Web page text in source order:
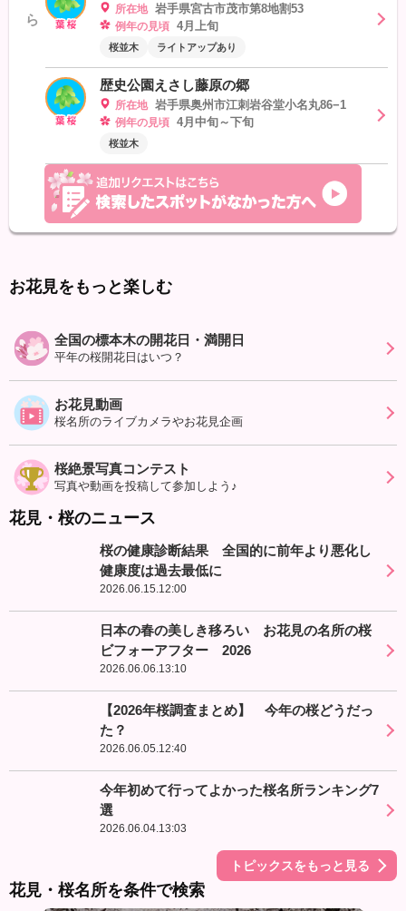
ら
所在地 岩手県宮古市茂市第8地割53
例年の見頃 4月上旬
桜並木 ライトアップあり
歴史公園えさし藤原の郷
所在地 岩手県奥州市江刺岩谷堂小名丸86−1
例年の見頃 4月中旬～下旬
桜並木
お花見をもっと楽しむ
全国の標本木の開花日・満開日
平年の桜開花日はいつ？
お花見動画
桜名所のライブカメラやお花見企画
桜絶景写真コンテスト
写真や動画を投稿して参加しよう♪
花見・桜のニュース
桜の健康診断結果 全国的に前年より悪化し
健康度は過去最低に
2026.06.15.12:00
日本の春の美しき移ろい お花見の名所の桜
ビフォーアフター 2026
2026.06.06.13:10
【2026年桜調査まとめ】 今年の桜どうだっ
た？
2026.06.05.12:40
今年初めて行ってよかった桜名所ランキング7
選
2026.06.04.13:03
トピックスをもっと見る
花見・桜名所を条件で検索